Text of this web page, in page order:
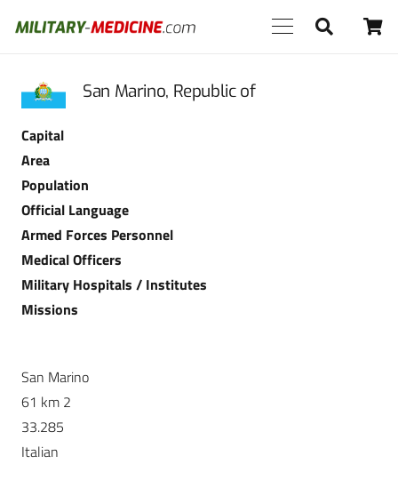
San Marino, Republic of
Capital
Area
Population
Official Language
Armed Forces Personnel
Medical Officers
Military Hospitals / Institutes
Missions
San Marino
61 km 2
33.285
Italian